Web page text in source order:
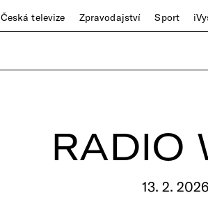
Česká televize Zpravodajství Sport
RADIO
13. 2.